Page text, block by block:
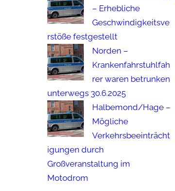
– Erhebliche
Geschwindigkeitsve
rstöße festgestellt
Norden –
Krankenfahrstuhlfah
rer waren betrunken
unterwegs 30.6.2025
Halbemond/Hage –
Mögliche
Verkehrsbeeinträcht
igungen durch
Großveranstaltung im
Motodrom